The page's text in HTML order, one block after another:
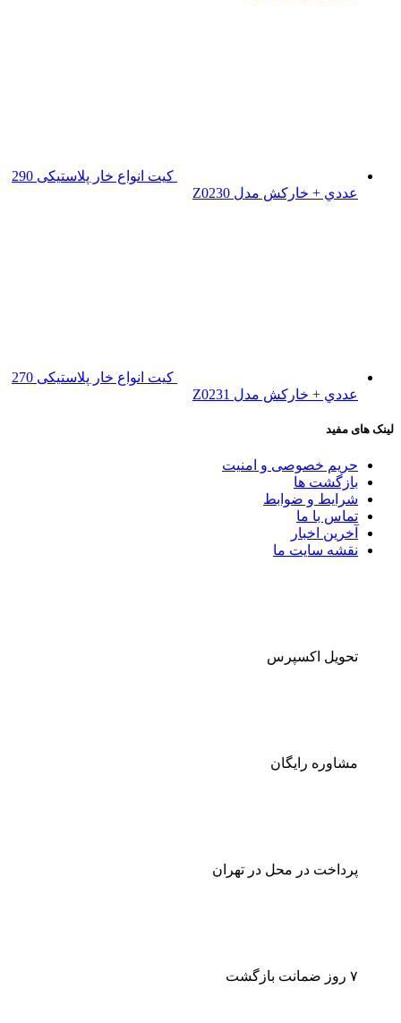
کیت انواع خار پلاستیکی 290
عددي + خارکش مدل Z0230
کیت انواع خار پلاستیکی 270
عددي + خارکش مدل Z0231
لینک های مفید
حریم خصوصی و امنیت
بازگشت ها
شرایط و ضوابط
تماس با ما
آخرین اخبار
نقشه سایت ما
تحویل اکسپرس
مشاوره رایگان
پرداخت در محل در تهران
۷ روز ضمانت بازگشت